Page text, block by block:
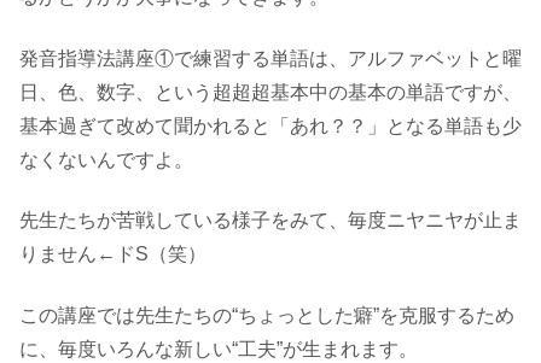
発音指導法講座①で練習する単語は、アルファベットと曜
日、色、数字、という超超超基本中の基本の単語ですが、
基本過ぎて改めて聞かれると「あれ？？」となる単語も少
なくないんですよ。
先生たちが苦戦している様子をみて、毎度ニヤニヤが止ま
りません←ドS（笑）
この講座では先生たちの“ちょっとした癖”を克服するため
に、毎度いろんな新しい“工夫”が生まれます。